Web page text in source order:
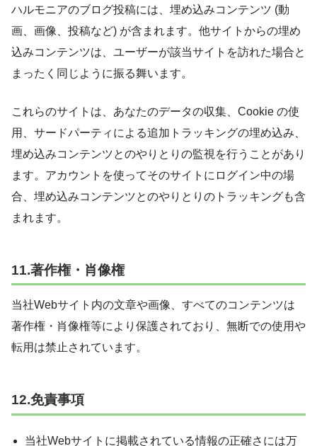
ハルモニアのブログ投稿には、埋め込みコンテンツ (動
画、画像、投稿など) が含まれます。他サイトからの埋め
込みコンテンツは、ユーザーが該当サイトを訪れた場合と
まったく同じように振る舞います。
これらのサイトは、あなたのデータの収集、Cookie の使
用、サードパーティによる追加トラッキングの埋め込み、
埋め込みコンテンツとのやりとりの監視を行うことがあり
ます。アカウントを使ってそのサイトにログイン中の場
合、埋め込みコンテンツとのやりとりのトラッキングも含
まれます。
11.著作権・肖像権
当社Webサイト内の文章や画像、すべてのコンテンツは
著作権・肖像権等により保護されており、無断での使用や
転用は禁止されています。
12.免責事項
当社Webサイトに掲載されている情報の正確さには万